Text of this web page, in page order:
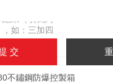
如：三加四
不鏽鋼防爆控製箱